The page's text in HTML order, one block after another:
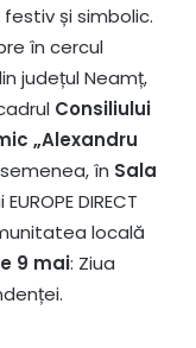
și simbolic.
în cercul
județul Neamț,
Consiliului
„Alexandru
în Sala
DIRECT
locală
9 mai: Ziua